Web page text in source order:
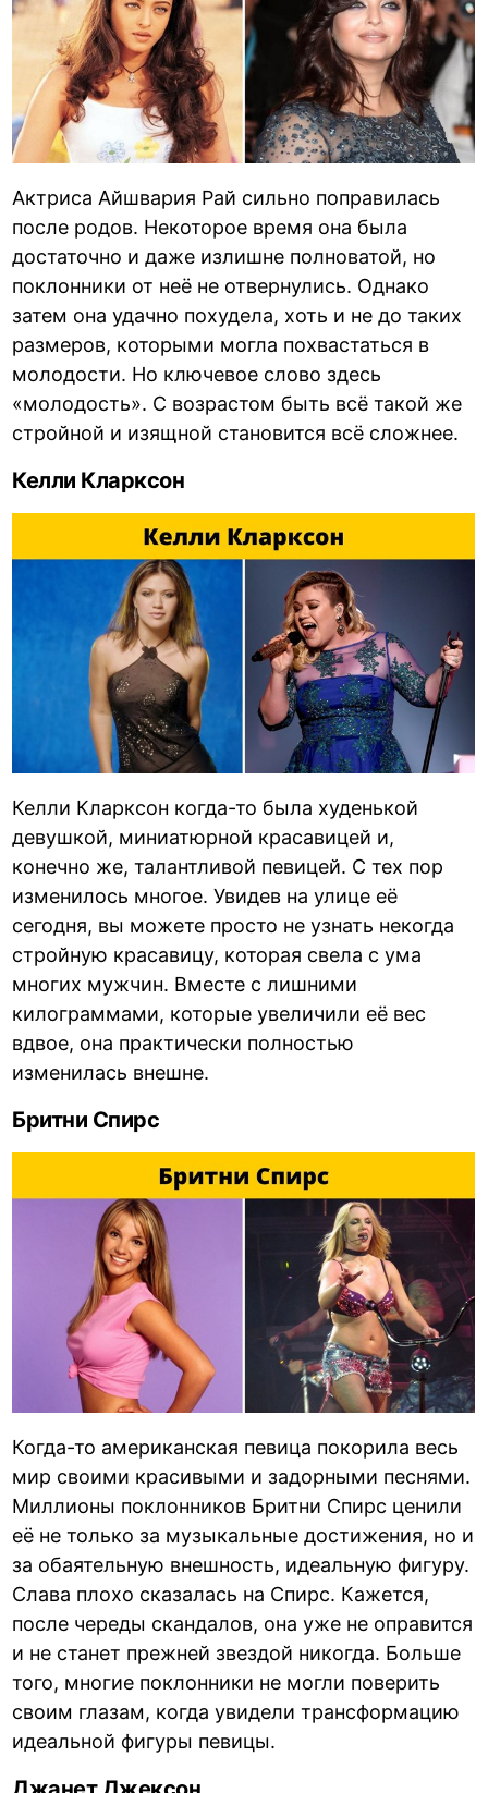
Актриса Айшвария Рай сильно поправилась
после родов. Некоторое время она была
достаточно и даже излишне полноватой, но
поклонники от неё не отвернулись. Однако
затем она удачно похудела, хоть и не до таких
размеров, которыми могла похвастаться в
молодости. Но ключевое слово здесь
«молодость». С возрастом быть всё такой же
стройной и изящной становится всё сложнее.
Келли Кларксон
Келли Кларксон когда-то была худенькой
девушкой, миниатюрной красавицей и,
конечно же, талантливой певицей. С тех пор
изменилось многое. Увидев на улице её
сегодня, вы можете просто не узнать некогда
стройную красавицу, которая свела с ума
многих мужчин. Вместе с лишними
килограммами, которые увеличили её вес
вдвое, она практически полностью
изменилась внешне.
Бритни Спирс
Когда-то американская певица покорила весь
мир своими красивыми и задорными песнями.
Миллионы поклонников Бритни Спирс ценили
её не только за музыкальные достижения, но и
за обаятельную внешность, идеальную фигуру.
Слава плохо сказалась на Спирс. Кажется,
после череды скандалов, она уже не оправится
и не станет прежней звездой никогда. Больше
того, многие поклонники не могли поверить
своим глазам, когда увидели трансформацию
идеальной фигуры певицы.